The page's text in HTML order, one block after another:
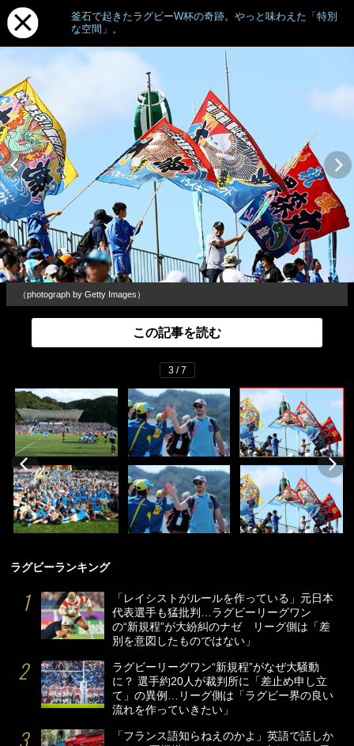
釜石で起きたラグビーW杯の奇跡。やっと味わえた「特別
な空間」。
（photograph by Getty Images）
この記事を読む
3 / 7
ラグビーランキング
「レイシストがルールを作っている」元日本
代表選手も猛批判…ラグビーリーグワン
の“新規程”が大紛糾のナゼ リーグ側は「差
別を意図したものではない」
ラグビーリーグワン“新規程”がなぜ大騒動
に？ 選手約20人が裁判所に「差止め申し立
て」の異例…リーグ側は「ラグビー界の良い
流れを作っていきたい」
「フランス語知らねえのかよ」英語で話しか